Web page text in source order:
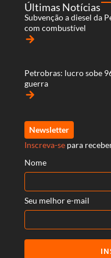
Últimas Notícias
Subvenção a diesel da
com combustível
arrow_forward
Petrobras: lucro sobe
guerra
arrow_forward
Newsletter
Inscreva-se para
Nome
Seu melhor e-mail